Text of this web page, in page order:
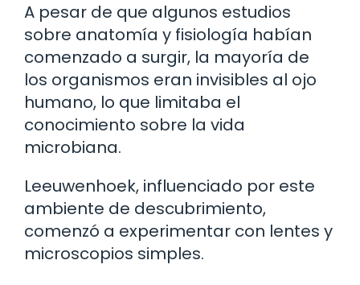
A pesar de que algunos estudios
sobre anatomía y fisiología habían
comenzado a surgir, la mayoría de
los organismos eran invisibles al ojo
humano, lo que limitaba el
conocimiento sobre la vida
microbiana.
Leeuwenhoek, influenciado por este
ambiente de descubrimiento,
comenzó a experimentar con lentes y
microscopios simples.